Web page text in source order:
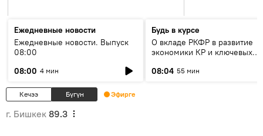
Ежедневные новости
Ежедневные новости. Выпуск
08:00
08:00 4 мин
Будь в курсе
О вкладе РКФР в развитие
экономики КР и ключевых
08:04 55 мин
Кечээ Бүгүн Эфирге
г. Бишкек 89.3